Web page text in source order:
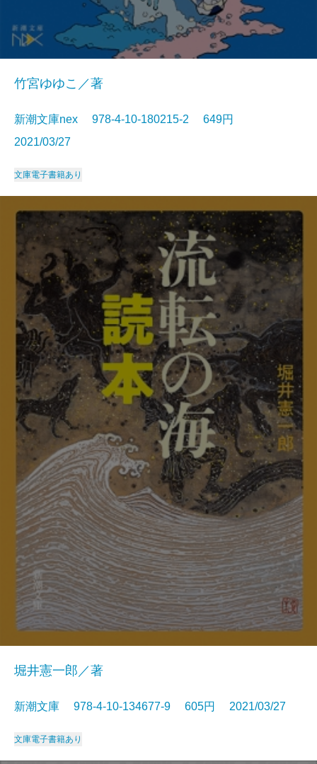
竹宮ゆゆこ／著
新潮文庫nex 978-4-10-180215-2 649円
2021/03/27
文庫電子書籍あり
堀井憲一郎／著
新潮文庫 978-4-10-134677-9 605円 2021/03/27
文庫電子書籍あり